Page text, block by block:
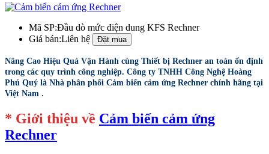
Mã SP:Đầu dò mức điện dung KFS Rechner
Giá bán:Liên hệ
Nâng Cao Hiệu Quả Vận Hành cùng Thiết bị Rechner an toàn ổn định
trong các quy trình công nghiệp. Công ty TNHH Công Nghệ Hoàng
Phú Quý là Nhà phân phối Cảm biến cảm ứng Rechner chính hãng tại
Việt Nam .
* Giới thiệu về Cảm biến cảm ứng
Rechner